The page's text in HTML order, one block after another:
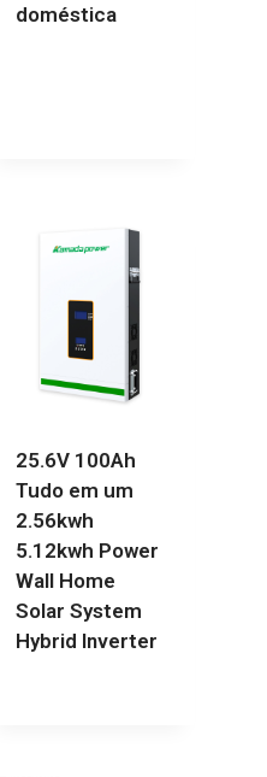
doméstica
25.6V 100Ah
Tudo em um
2.56kwh
5.12kwh Power
Wall Home
Solar System
Hybrid Inverter